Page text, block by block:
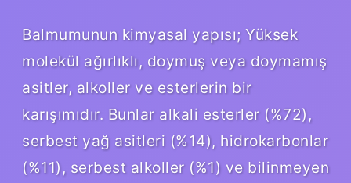
Balmumunun kimyasal yapısı; Yüksek
molekül ağırlıklı, doymuş veya doymamış
asitler, alkoller ve esterlerin bir
karışımıdır. Bunlar alkali esterler (%72),
serbest yağ asitleri (%14), hidrokarbonlar
(%11), serbest alkoller (%1) ve bilinmeyen